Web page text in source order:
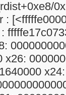
:
x26: